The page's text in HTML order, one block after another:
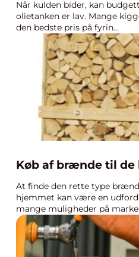
Når kulden bider, kan
olietanken er lav. Mange
den bedste pris på fyrin...
Køb af brænde til de
At finde den rette type
hjemmet kan være en
mange muligheder på